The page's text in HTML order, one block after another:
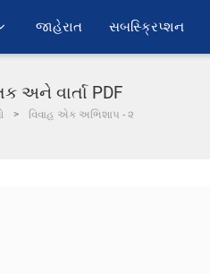
જાહેરાત સબસ્ક્રિપ્શન
અને વાર્તા PDF
વિવાહ એક અભિશાપ - ૨